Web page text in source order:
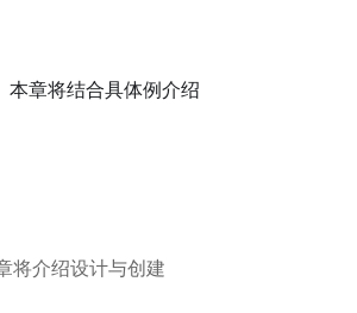
章将结合具体例介绍
将介绍设计与创建